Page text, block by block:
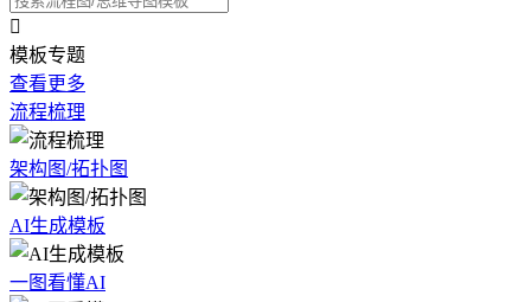

模板专题
查看更多
流程梳理
架构图/拓扑图
AI生成模板
一图看懂AI